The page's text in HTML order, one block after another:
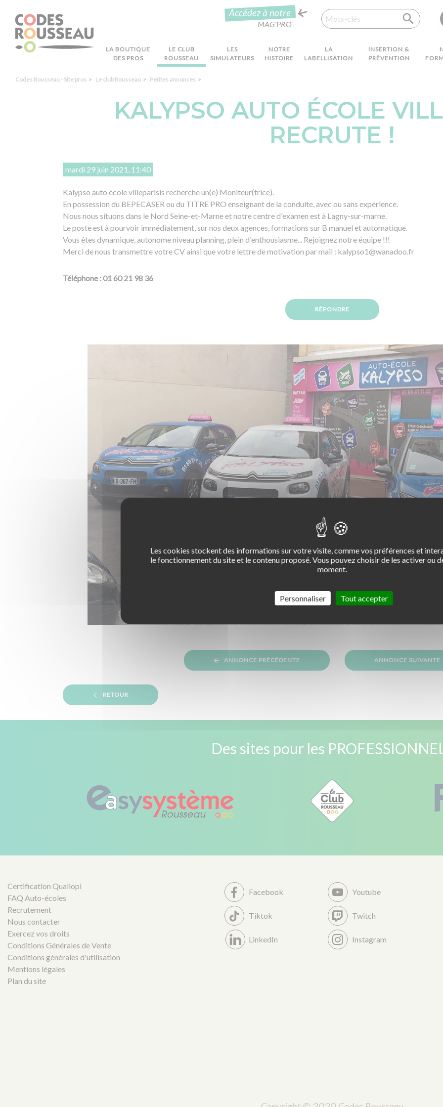
LA BOUTIQUE
DES PROS
LE CLUB
ROUSSEAU
LES
SIMULATEURS
NOTRE
HISTOIRE
LA
LABELLISATION
INSERTION &
PRÉVENTION
Accédez à notre
MAG'PRO
Recherche
Codes Rousseau - Site pros Le club Rousseau Petites annonces
KALYPSO AUTO ÉCOLE
RECRUTE !
mardi 29 juin 2021, 11:40
Kalypso auto école villeparisis recherche un(e) Moniteur(trice).
En possession du BEPECASER ou du TITRE PRO enseignant de la conduite, avec ou sans expérience.
Nous nous situons dans le Nord Seine-et-Marne et notre centre d'examen est à Lagny-sur-marne.
Le poste est à pourvoir immédiatement, sur nos deux agences, formations sur B manuel et automatique.
Vous êtes dynamique, autonome niveau planning, plein d'enthousiasme... Rejoignez notre équipe !!!
Merci de nous transmettre votre CV ainsi que votre lettre de motivation par mail : kalypso1@wanadoo.fr
Téléphone : 01 60 21 98 36
RÉPONDRE
ANNONCE PRÉCÉDENTE ANNONCE SUIVANTE
RETOUR
Des sites pour les
Certification Qualiopi
FAQ Auto-écoles
Recrutement
Nous contacter
Exercez vos droits
Conditions Générales de Vente
Conditions générales d'utilisation
Mentions légales
Plan du site
Facebook Youtube
Tiktok Twitch
LinkedIn Instagram
Les cookies stockent des informations sur votre visite, comme vos préférences et
le fonctionnement du site et le contenu proposé. Vous pouvez choisir de les activer ou
moment.
Tout accepter
Personnaliser